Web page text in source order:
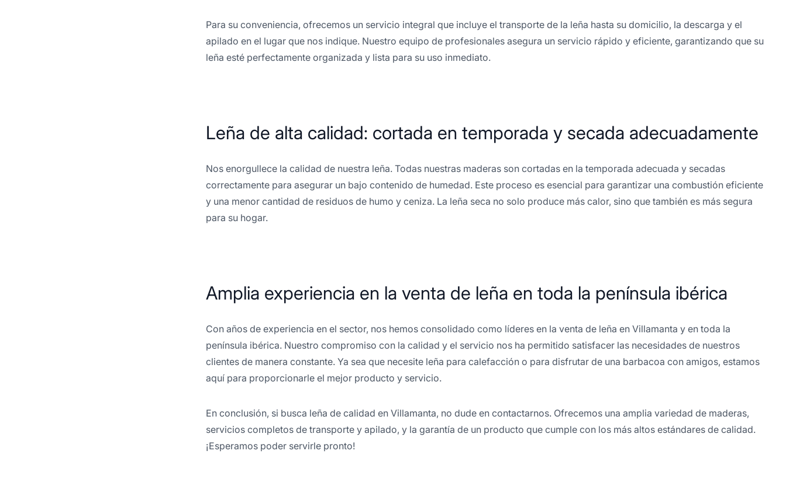
Para su conveniencia, ofrecemos un servicio integral que incluye el transporte de la leña hasta su domicilio, la descarga y el
apilado en el lugar que nos indique. Nuestro equipo de profesionales asegura un servicio rápido y eficiente, garantizando que su
leña esté perfectamente organizada y lista para su uso inmediato.
Leña de alta calidad: cortada en temporada y secada adecuadamente
Nos enorgullece la calidad de nuestra leña. Todas nuestras maderas son cortadas en la temporada adecuada y secadas
correctamente para asegurar un bajo contenido de humedad. Este proceso es esencial para garantizar una combustión eficiente
y una menor cantidad de residuos de humo y ceniza. La leña seca no solo produce más calor, sino que también es más segura
para su hogar.
Amplia experiencia en la venta de leña en toda la península ibérica
Con años de experiencia en el sector, nos hemos consolidado como líderes en la venta de leña en Villamanta y en toda la
península ibérica. Nuestro compromiso con la calidad y el servicio nos ha permitido satisfacer las necesidades de nuestros
clientes de manera constante. Ya sea que necesite leña para calefacción o para disfrutar de una barbacoa con amigos, estamos
aquí para proporcionarle el mejor producto y servicio.
En conclusión, si busca leña de calidad en Villamanta, no dude en contactarnos. Ofrecemos una amplia variedad de maderas,
servicios completos de transporte y apilado, y la garantía de un producto que cumple con los más altos estándares de calidad.
¡Esperamos poder servirle pronto!